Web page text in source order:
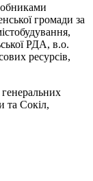
громади за
РДА, в.о.
ресурсів,
генеральних
та Сокіл,